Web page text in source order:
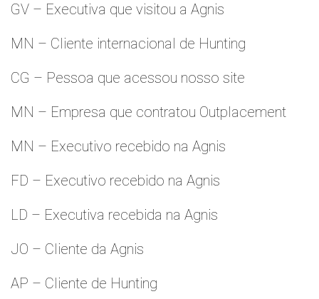
GV – Executiva que visitou a Agnis
MN – Cliente internacional de Hunting
CG – Pessoa que acessou nosso site
MN – Empresa que contratou Outplacement
MN – Executivo recebido na Agnis
FD – Executivo recebido na Agnis
LD – Executiva recebida na Agnis
JO – Cliente da Agnis
AP – Cliente de Hunting